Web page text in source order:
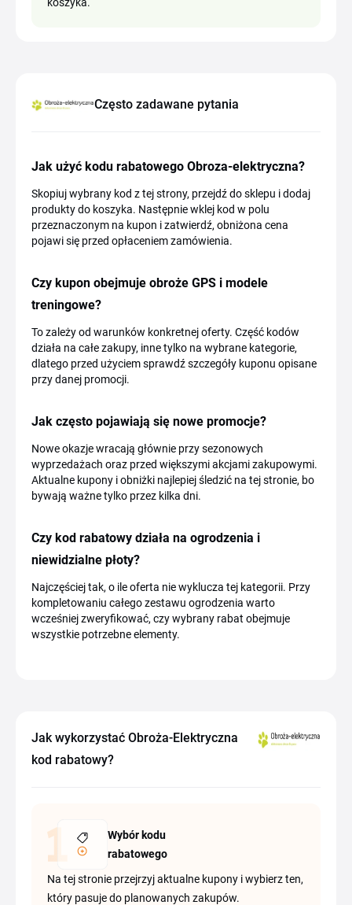
Często zadawane pytania
Jak użyć kodu rabatowego Obroza-elektryczna?
Skopiuj wybrany kod z tej strony, przejdź do sklepu i dodaj
produkty do koszyka. Następnie wklej kod w polu
przeznaczonym na kupon i zatwierdź, obniżona cena
pojawi się przed opłaceniem zamówienia.
Czy kupon obejmuje obroże GPS i modele
treningowe?
To zależy od warunków konkretnej oferty. Część kodów
działa na całe zakupy, inne tylko na wybrane kategorie,
dlatego przed użyciem sprawdź szczegóły kuponu opisane
przy danej promocji.
Jak często pojawiają się nowe promocje?
Nowe okazje wracają głównie przy sezonowych
wyprzedażach oraz przed większymi akcjami zakupowymi.
Aktualne kupony i obniżki najlepiej śledzić na tej stronie, bo
bywają ważne tylko przez kilka dni.
Czy kod rabatowy działa na ogrodzenia i
niewidzialne płoty?
Najczęściej tak, o ile oferta nie wyklucza tej kategorii. Przy
kompletowaniu całego zestawu ogrodzenia warto
wcześniej zweryfikować, czy wybrany rabat obejmuje
wszystkie potrzebne elementy.
Jak wykorzystać Obroża-Elektryczna
kod rabatowy?
Wybór kodu
rabatowego
Na tej stronie przejrzyj aktualne kupony i wybierz ten,
który pasuje do planowanych zakupów.